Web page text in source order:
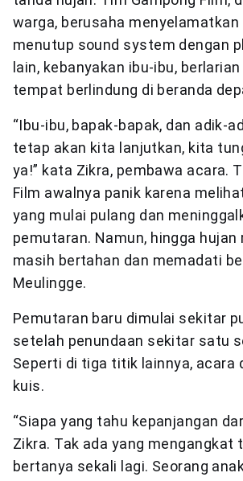
warga, berusaha
menutup sound system dengan
lain, kebanyakan ibu-ibu,
tempat berlindung di beranda
“Ibu-ibu, bapak-bapak, dan adik-
tetap akan kita lanjutkan, kita
ya!” kata Zikra, pembawa acara.
Film awalnya panik karena
yang mulai pulang dan
pemutaran. Namun, hingga hujan
masih bertahan dan memadati
Meulingge.
Pemutaran baru dimulai sekitar
setelah penundaan sekitar satu
Seperti di tiga titik lainnya, acara
kuis.
“Siapa yang tahu kepanjangan
Zikra. Tak ada yang mengangkat
bertanya sekali lagi. Seorang